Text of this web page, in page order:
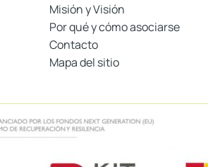
Misión y Visión
Por qué y cómo asociarse
Contacto
Mapa del sitio